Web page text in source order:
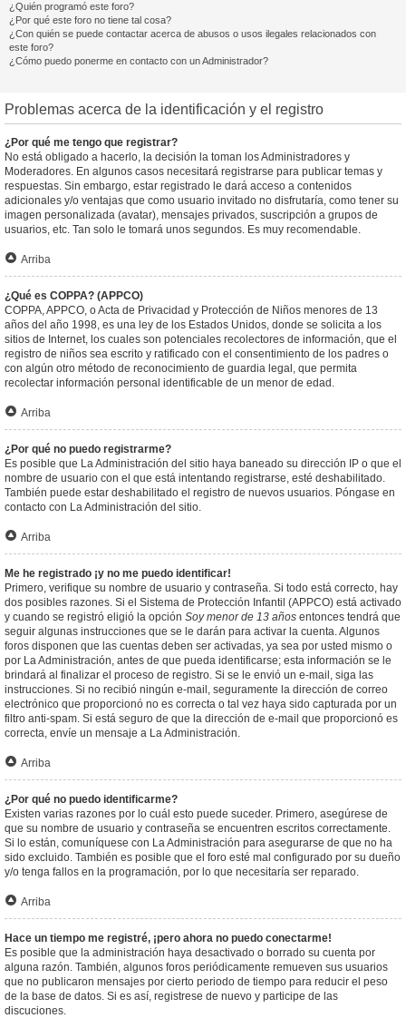
¿Quién programó este foro?
¿Por qué este foro no tiene tal cosa?
¿Con quién se puede contactar acerca de abusos o usos ilegales relacionados con
este foro?
¿Cómo puedo ponerme en contacto con un Administrador?
Problemas acerca de la identificación y el registro
¿Por qué me tengo que registrar?
No está obligado a hacerlo, la decisión la toman los Administradores y
Moderadores. En algunos casos necesitará registrarse para publicar temas y
respuestas. Sin embargo, estar registrado le dará acceso a contenidos
adicionales y/o ventajas que como usuario invitado no disfrutaría, como tener su
imagen personalizada (avatar), mensajes privados, suscripción a grupos de
usuarios, etc. Tan solo le tomará unos segundos. Es muy recomendable.
Arriba
¿Qué es COPPA? (APPCO)
COPPA, APPCO, o Acta de Privacidad y Protección de Niños menores de 13
años del año 1998, es una ley de los Estados Unidos, donde se solicita a los
sitios de Internet, los cuales son potenciales recolectores de información, que el
registro de niños sea escrito y ratificado con el consentimiento de los padres o
con algún otro método de reconocimiento de guardia legal, que permita
recolectar información personal identificable de un menor de edad.
Arriba
¿Por qué no puedo registrarme?
Es posible que La Administración del sitio haya baneado su dirección IP o que el
nombre de usuario con el que está intentando registrarse, esté deshabilitado.
También puede estar deshabilitado el registro de nuevos usuarios. Póngase en
contacto con La Administración del sitio.
Arriba
Me he registrado ¡y no me puedo identificar!
Primero, verifique su nombre de usuario y contraseña. Si todo está correcto, hay
dos posibles razones. Si el Sistema de Protección Infantil (APPCO) está activado
y cuando se registró eligió la opción Soy menor de 13 años entonces tendrá que
seguir algunas instrucciones que se le darán para activar la cuenta. Algunos
foros disponen que las cuentas deben ser activadas, ya sea por usted mismo o
por La Administración, antes de que pueda identificarse; esta información se le
brindará al finalizar el proceso de registro. Si se le envió un e-mail, siga las
instrucciones. Si no recibió ningún e-mail, seguramente la dirección de correo
electrónico que proporcionó no es correcta o tal vez haya sido capturada por un
filtro anti-spam. Si está seguro de que la dirección de e-mail que proporcionó es
correcta, envíe un mensaje a La Administración.
Arriba
¿Por qué no puedo identificarme?
Existen varias razones por lo cuál esto puede suceder. Primero, asegúrese de
que su nombre de usuario y contraseña se encuentren escritos correctamente.
Si lo están, comuníquese con La Administración para asegurarse de que no ha
sido excluido. También es posible que el foro esté mal configurado por su dueño
y/o tenga fallos en la programación, por lo que necesitaría ser reparado.
Arriba
Hace un tiempo me registré, ¡pero ahora no puedo conectarme!
Es posible que la administración haya desactivado o borrado su cuenta por
alguna razón. También, algunos foros periódicamente remueven sus usuarios
que no publicaron mensajes por cierto periodo de tiempo para reducir el peso
de la base de datos. Si es así, registrese de nuevo y participe de las
discuciones.